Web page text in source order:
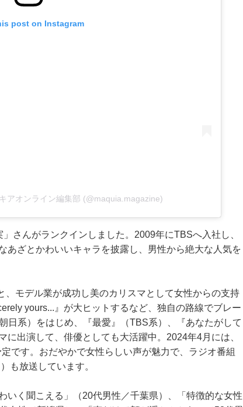
post on Instagram
アオンライン編集部 (@maquia.magazine)
さんがランクインしました。2009年にTBSへ入社し、
あざとかわいいキャラを披露し、男性から絶大な人気を
モデル業が成功し美のカリスマとして女性からの支持
yours...』が大ヒットするなど、独自の路線でブレー
日系）をはじめ、『最愛』（TBS系）、『あなたがして
に出演して、俳優としても大活躍中。2024年4月には、
です。おだやかで女性らしい声が魅力で、ラジオ番組
も放送しています。
いく聞こえる」（20代男性／千葉県）、「特徴的な女性